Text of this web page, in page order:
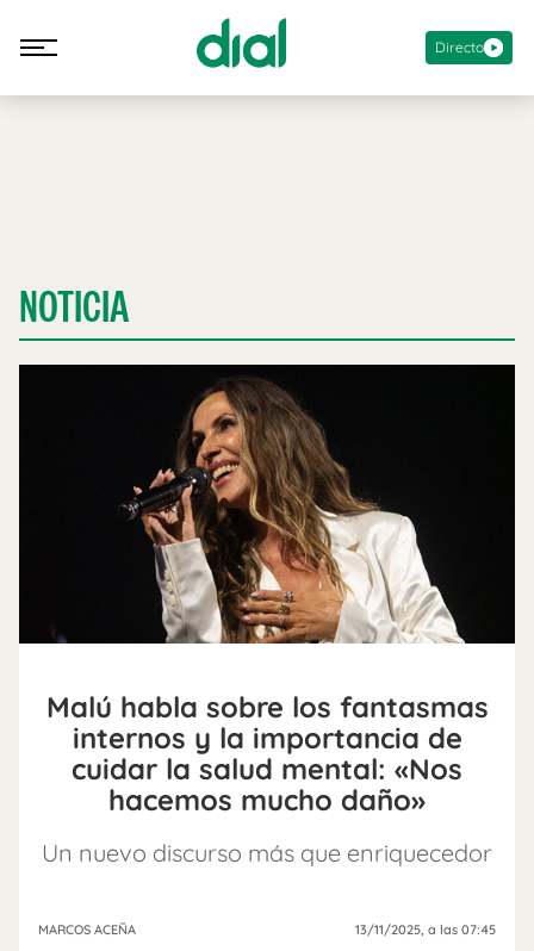
Directo
NOTICIA
Malú habla sobre los fantasmas
internos y la importancia de
cuidar la salud mental: «Nos
hacemos mucho daño»
Un nuevo discurso más que enriquecedor
MARCOS ACEÑA 13/11/2025, a las 07:45